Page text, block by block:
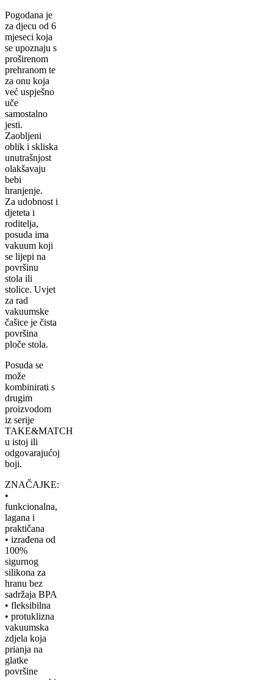
Pogodana je
za djecu od 6
mjeseci koja
se upoznaju s
proširenom
prehranom te
za onu koja
već uspješno
uče
samostalno
jesti.
Zaobljeni
oblik i skliska
unutrašnjost
olakšavaju
bebi
hranjenje.
Za udobnost i
djeteta i
roditelja,
posuda ima
vakuum koji
se lijepi na
površinu
stola ili
stolice. Uvjet
za rad
vakuumske
čašice je čista
površina
ploče stola.
Posuda se
može
kombinirati s
drugim
proizvodom
iz serije
TAKE&MATCH
u istoj ili
odgovarajućoj
boji.
ZNAČAJKE:
•
funkcionalna,
lagana i
praktičana
• izrađena od
100%
sigurnog
silikona za
hranu bez
sadržaja BPA
• fleksibilna
• protuklizna
vakuumska
zdjela koja
prianja na
glatke
površine